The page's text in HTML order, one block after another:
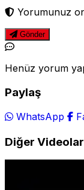
Yorumunuz
Gönder
Henüz yorum
Paylaş
WhatsApp
Diğer Videolar